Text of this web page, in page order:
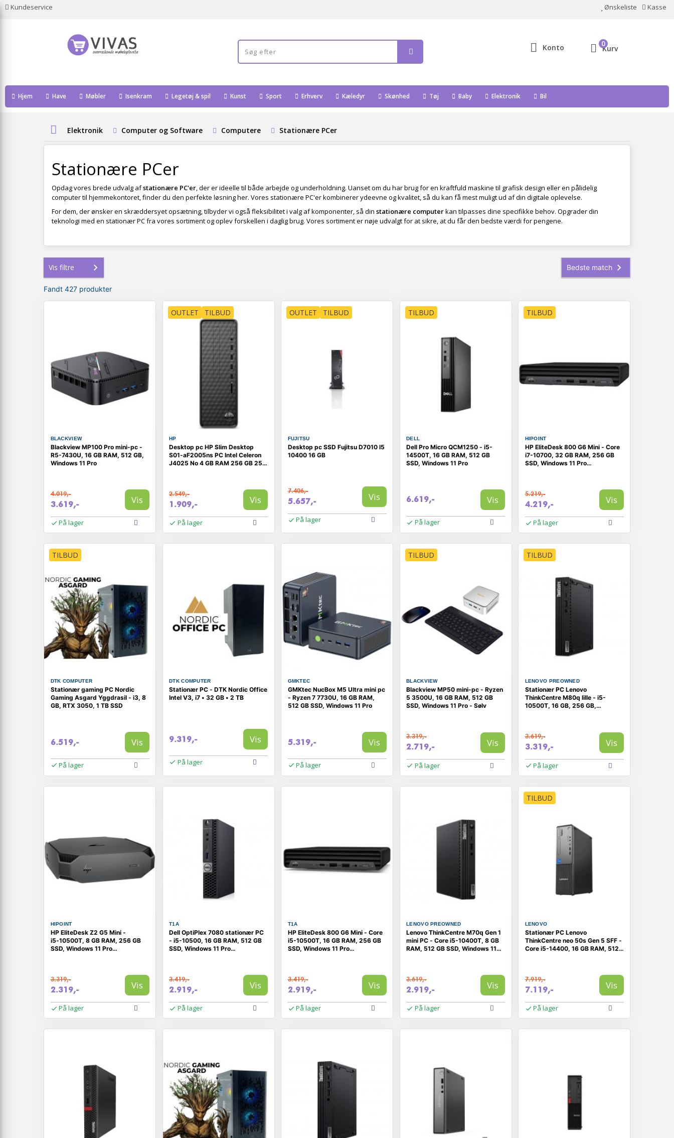
Kundeservice Ønskeliste Kasse
Konto Kurv
0
Hjem Have Møbler Isenkram Legetøj & spil Kunst Sport Erhverv Kæledyr Skønhed Tøj Baby Elektronik Bil
Elektronik Computer og Software Computere Stationære PCer
Stationære PCer
Opdag vores brede udvalg afstationære PC'er, der er ideelle til både arbejde og underholdning. Uanset om du har brug for en kraftfuld maskine til grafisk design eller en pålidelig
computer til hjemmekontoret, finder du den perfekte løsning her. Vores stationære PC'er kombinerer ydeevne og kvalitet, så du kan få mest muligt ud af din digitale oplevelse.
For dem, der ønsker en skræddersyet opsætning, tilbyder vi også fleksibilitet i valg af komponenter, så din stationære computerkan tilpasses dine specifikke behov. Opgrader din
teknologi med en stationær PC fra vores sortiment og oplev forskellen i daglig brug. Vores sortiment er nøje udvalgt for at sikre, at du får den bedste værdi for pengene.
Vis filtre
Fandt 427 produkter
BLACKVIEW
Blackview MP100 Pro mini-pc -
R5-7430U, 16 GB RAM, 512 GB,
Windows 11 Pro
4.019,-
3.619,- Vis
På lager
OUTLET TILBUD
HP
Desktop pc HP Slim Desktop
S01-aF2005ns PC Intel Celeron
J4025 No 4 GB RAM 256 GB 256
2.549,-
1.909,- Vis
På lager
OUTLET TILBUD
FUJITSU
Desktop pc SSD Fujitsu D7010 I5
10400 16 GB
7.406,-
5.657,- Vis
På lager
TILBUD
DELL
Dell Pro Micro QCM1250 - i5-
14500T, 16 GB RAM, 512 GB
SSD, Windows 11 Pro
6.619,- Vis
På lager
TILBUD
HIPOINT
HP EliteDesk 800 G6 Mini - Core
i7-10700, 32 GB RAM, 256 GB
SSD, Windows 11 Pro
5.219,-
4.219,- Vis
På lager
TILBUD
DTK COMPUTER
Stationær gaming PC Nordic
Gaming Asgard Yggdrasil - i3, 8
GB, RTX 3050, 1 TB SSD
6.519,- Vis
På lager
DTK COMPUTER
Stationær PC - DTK Nordic Office
Intel V3, i7 • 32 GB • 2 TB
9.319,- Vis
På lager
GMKTEC
GMKtec NucBox M5 Ultra mini pc
- Ryzen 7 7730U, 16 GB RAM,
512 GB SSD, Windows 11 Pro
5.319,- Vis
På lager
TILBUD
BLACKVIEW
Blackview MP50 mini-pc - Ryzen
5 3500U, 16 GB RAM, 512 GB
SSD, Windows 11 Pro - Sølv
3.319,-
2.719,- Vis
På lager
TILBUD
LENOVO PREOWNED
Stationær PC Lenovo
ThinkCentre M80q lille - i5-
10500T, 16 GB, 256 GB,
3.619,-
3.319,- Vis
På lager
HIPOINT
HP EliteDesk Z2 G5 Mini -
i5‑10500T, 8 GB RAM, 256 GB
SSD, Windows 11 Pro
3.319,-
2.319,- Vis
På lager
T1A
Dell OptiPlex 7080 stationær PC
- i5-10500, 16 GB RAM, 512 GB
SSD, Windows 11 Pro
3.419,-
2.919,- Vis
På lager
T1A
HP EliteDesk 800 G6 Mini - Core
i5-10500T, 16 GB RAM, 256 GB
SSD, Windows 11 Pro
3.419,-
2.919,- Vis
På lager
LENOVO PREOWNED
Lenovo ThinkCentre M70q Gen 1
mini PC - Core i5-10400T, 8 GB
RAM, 512 GB SSD, Windows 11
3.619,-
2.919,- Vis
På lager
TILBUD
LENOVO
Stationær PC Lenovo
ThinkCentre neo 50s Gen 5 SFF -
Core i5-14400, 16 GB RAM, 512
7.919,-
7.119,- Vis
På lager